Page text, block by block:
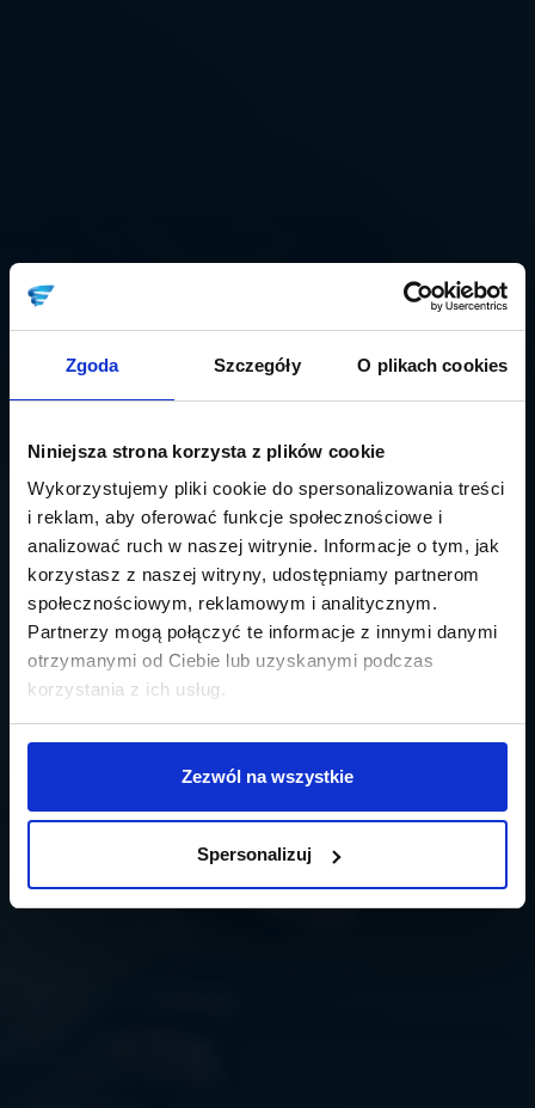
Zgoda Szczegóły O plikach cookies
Niniejsza strona korzysta z plików cookie
Wykorzystujemy pliki cookie do spersonalizowania treści
i reklam, aby oferować funkcje społecznościowe i
analizować ruch w naszej witrynie. Informacje o tym, jak
korzystasz z naszej witryny, udostępniamy partnerom
społecznościowym, reklamowym i analitycznym.
Partnerzy mogą połączyć te informacje z innymi danymi
otrzymanymi od Ciebie lub uzyskanymi podczas
korzystania z ich usług.
Zezwól na wszystkie
Spersonalizuj